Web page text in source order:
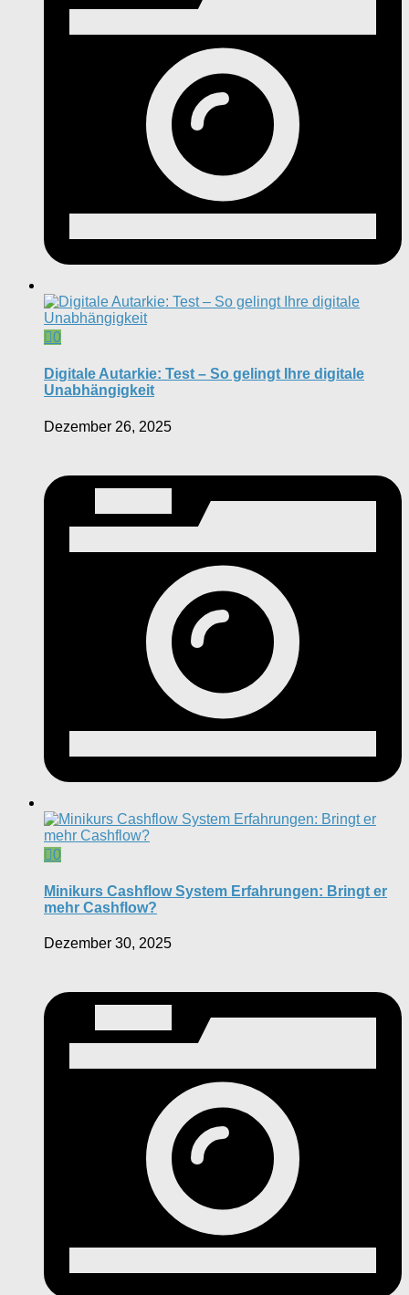
0
Digitale Autarkie: Test – So gelingt Ihre digitale
Unabhängigkeit
Dezember 26, 2025
0
Minikurs Cashflow System Erfahrungen: Bringt er
mehr Cashflow?
Dezember 30, 2025